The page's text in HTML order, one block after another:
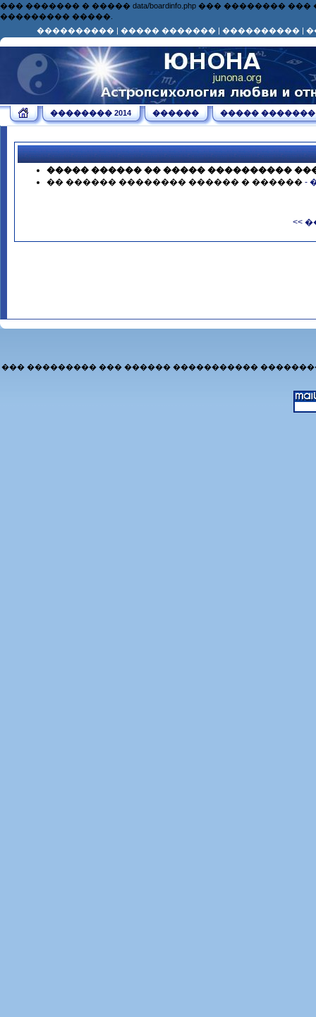
��� ������� � ����� data/boardinfo.php ���
��������� �����.
���������� | ����� ������� | ���������� |
�������� 2014 ������ ����� �������
����� ������ �� ����� ����������
�� ������ �������� ������ � ������ -
<<
��� ��������� ��� ������ �����������